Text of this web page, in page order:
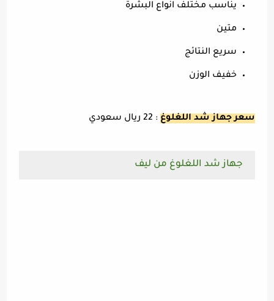
يناسب مختلف انواع البشرة
متين
سريع النتائج
خفيف الوزن
سعر جهاز شد اللغلوغ : 22 ريال سعودي
جهاز شد اللغلوغ من ليف